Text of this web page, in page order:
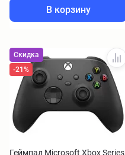
В корзину
Скидка
-21%
Геймпад Microsoft Xbox Series